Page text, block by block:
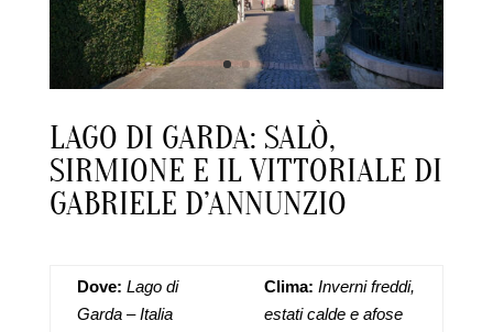
LAGO DI GARDA: SALÒ,
SIRMIONE E IL VITTORIALE DI
GABRIELE D’ANNUNZIO
Dove: Lago di
Garda – Italia
Clima: Inverni freddi,
estati calde e afose